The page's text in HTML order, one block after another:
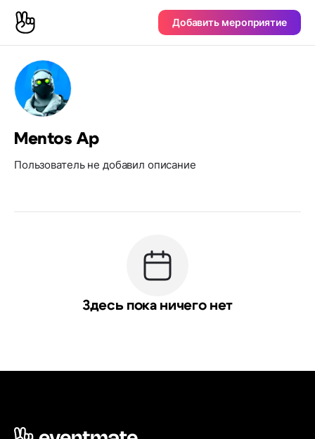
Добавить мероприятие
Mentos Ар
Пользователь не добавил описание
Здесь пока ничего нет